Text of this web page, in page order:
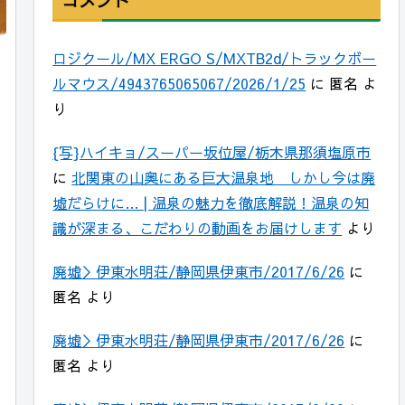
ロジクール/MX ERGO S/MXTB2d/トラックボー
ルマウス/4943765065067/2026/1/25 に 匿名 よ
り
{写}ハイキョ/スーパー坂位屋/栃木県那須塩原市
に北関東の山奥にある巨大温泉地 しかし今は廃
墟だらけに… | 温泉の魅力を徹底解説！温泉の知
識が深まる、こだわりの動画をお届けします より
廃墟＞伊東水明荘/静岡県伊東市/2017/6/26 に
匿名 より
廃墟＞伊東水明荘/静岡県伊東市/2017/6/26 に
匿名 より